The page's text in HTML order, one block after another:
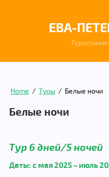
ЕВА-
Home / Туры / Белые ночи
Белые ночи
Тур 6 дней/5 ночей
Даты: с мая 2025 – июль